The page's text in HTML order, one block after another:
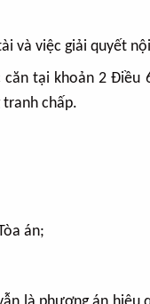
và việc giải quyết
tại khoản 2 Điều
tranh chấp.
án;